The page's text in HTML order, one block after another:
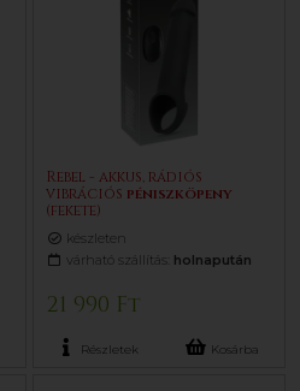
Rebel - akkus, rádiós
vibrációs péniszköpeny
(fekete)
készleten
várható szállítás: holnapután
21 990 Ft
Részletek Kosárba